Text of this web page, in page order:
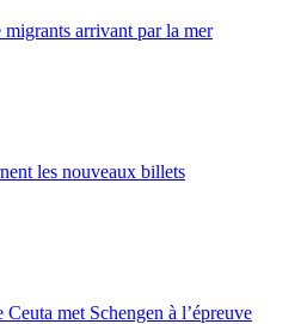
arrivant par la mer
les nouveaux billets
met Schengen à l’épreuve